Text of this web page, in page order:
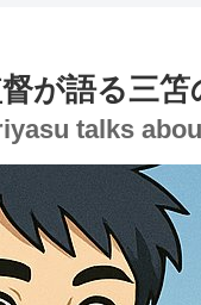
が語る三
talks